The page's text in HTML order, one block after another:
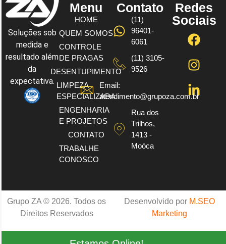
Soluções sob
medida e
resultado além
da
expectativa.
Menu
HOME
QUEM SOMOS
CONTROLE
DE PRAGAS
DESENTUPIMENTO
LIMPEZA
ESPECIALIZADA
ENGENHARIA
E PROJETOS
CONTATO
TRABALHE
CONOSCO
Redes
Sociais
Contato
(11)
96401-
6061
(11) 3105-
9526
Email:
atendimento@grupoza.com.br
Rua dos
Trilhos,
1413 -
Moóca
Grupo ZA © 2026. Todos os
Direitos Reservados
Desenvolvido por M.SEO
Marketing